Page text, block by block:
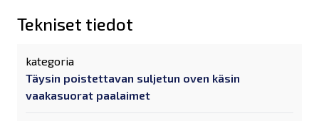
Tekniset tiedot
kategoria
Täysin poistettavan suljetun oven käsin
vaakasuorat paalaimet